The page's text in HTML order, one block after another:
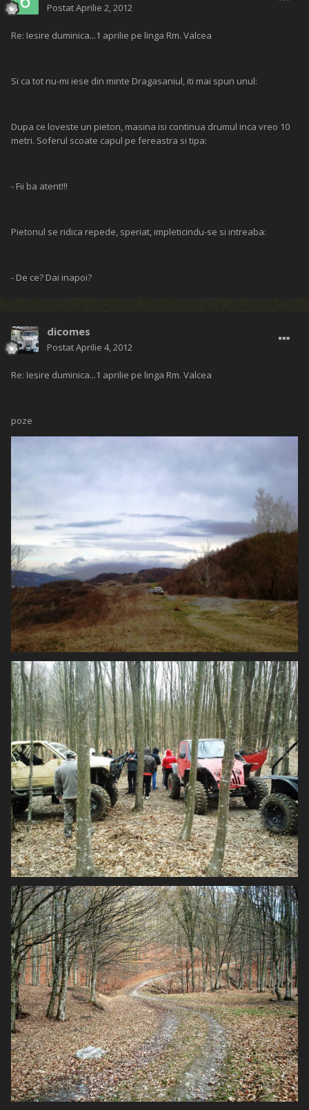
PostatAprilie 2, 2012
Re: Iesire duminica...1 aprilie pe linga Rm. Valcea
Si ca tot nu-mi iese din minte Dragasaniul, iti mai spun unul:
Dupa ce loveste un pieton, masina isi continua drumul inca vreo 10
metri. Soferul scoate capul pe fereastra si tipa:
- Fii ba atent!!!
Pietonul se ridica repede, speriat, impleticindu-se si intreaba:
- De ce? Dai inapoi?
dicomes
PostatAprilie 4, 2012
Re: Iesire duminica...1 aprilie pe linga Rm. Valcea
poze